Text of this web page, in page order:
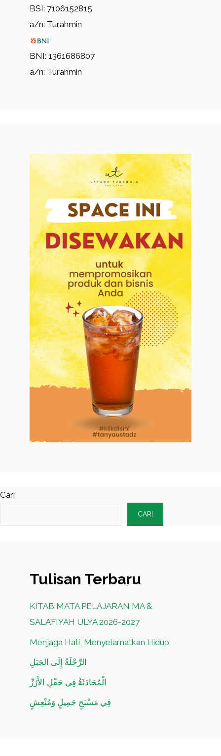
BSI: 7106152815
a/n: Turahmin
BNI: 1361686807
a/n: Turahmin
Cari
CARI
Tulisan Terbaru
KITAB MATA PELAJARAN MA &
SALAFIYAH ULYA 2026-2027
Menjaga Hati, Menyelamatkan Hidup
الرِّحْلَةُ إِلَى الجَبَلِ
الْمُحَادَثَةُ فِي حَقْلِ الأَرُزِّ
فِي مَسْبَحٍ جَمِيلٍ وَمُنْعِشٍ